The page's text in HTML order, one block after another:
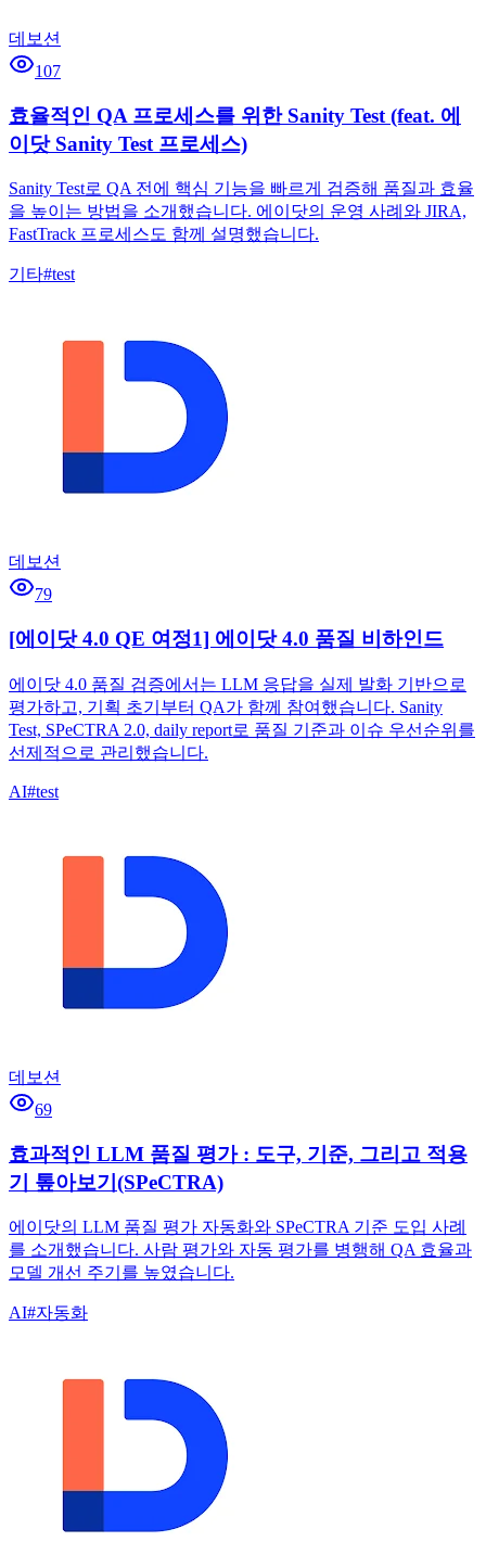
데보션
107
효율적인 QA 프로세스를 위한 Sanity Test (feat. 에
이닷 Sanity Test 프로세스)
Sanity Test로 QA 전에 핵심 기능을 빠르게 검증해 품질과 효율
을 높이는 방법을 소개했습니다. 에이닷의 운영 사례와 JIRA,
FastTrack 프로세스도 함께 설명했습니다.
기타#test
데보션
79
[에이닷 4.0 QE 여정1] 에이닷 4.0 품질 비하인드
에이닷 4.0 품질 검증에서는 LLM 응답을 실제 발화 기반으로
평가하고, 기획 초기부터 QA가 함께 참여했습니다. Sanity
Test, SPeCTRA 2.0, daily report로 품질 기준과 이슈 우선순위를
선제적으로 관리했습니다.
AI#test
데보션
69
효과적인 LLM 품질 평가 : 도구, 기준, 그리고 적용
기 톺아보기(SPeCTRA)
에이닷의 LLM 품질 평가 자동화와 SPeCTRA 기준 도입 사례
를 소개했습니다. 사람 평가와 자동 평가를 병행해 QA 효율과
모델 개선 주기를 높였습니다.
AI#자동화